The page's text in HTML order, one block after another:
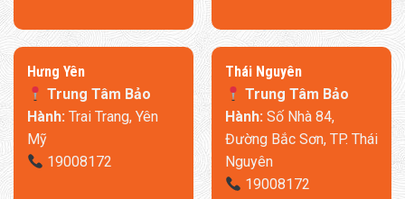
​Hưng Yên
Trung Tâm Bảo
Hành:Trai Trang, Yên
Mỹ
19008172
Thái Nguyên
Trung Tâm Bảo
Hành:Số Nhà 84,
Đường Bắc Sơn, TP. Thái
Nguyên
19008172